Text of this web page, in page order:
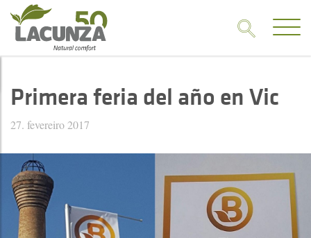
Primera feria del año en Vic
27. fevereiro 2017